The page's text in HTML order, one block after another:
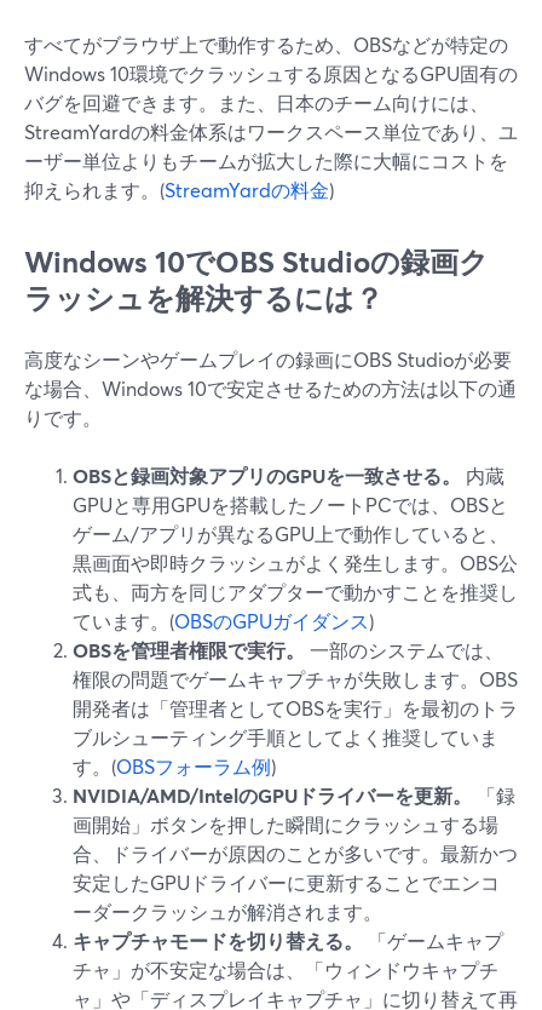
すべてがブラウザ上で動作するため、OBSなどが特定の
Windows 10環境でクラッシュする原因となるGPU固有の
バグを回避できます。また、日本のチーム向けには、
StreamYardの料金体系はワークスペース単位であり、ユ
ーザー単位よりもチームが拡大した際に大幅にコストを
抑えられます。(StreamYardの料金)
Windows 10でOBS Studioの録画ク
ラッシュを解決するには？
高度なシーンやゲームプレイの録画にOBS Studioが必要
な場合、Windows 10で安定させるための方法は以下の通
りです。
OBSと録画対象アプリのGPUを一致させる。
内蔵
GPUと専用GPUを搭載したノートPCでは、OBSと
ゲーム/アプリが異なるGPU上で動作していると、
黒画面や即時クラッシュがよく発生します。OBS公
式も、両方を同じアダプターで動かすことを推奨し
ています。(OBSのGPUガイダンス)
OBSを管理者権限で実行。
一部のシステムでは、
権限の問題でゲームキャプチャが失敗します。OBS
開発者は「管理者としてOBSを実行」を最初のトラ
ブルシューティング手順としてよく推奨していま
す。(OBSフォーラム例)
NVIDIA/AMD/IntelのGPUドライバーを更新。
「録
画開始」ボタンを押した瞬間にクラッシュする場
合、ドライバーが原因のことが多いです。最新かつ
安定したGPUドライバーに更新することでエンコ
ーダークラッシュが解消されます。
キャプチャモードを切り替える。
「ゲームキャプ
チャ」が不安定な場合は、「ウィンドウキャプチ
ャ」や「ディスプレイキャプチャ」に切り替えて再